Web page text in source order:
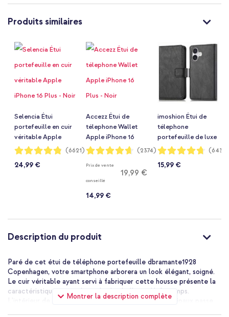
Produits similaires
Selencia Étui
portefeuille en cuir
véritable Apple
iPhone 16 Plus - Noir
Notation:
96%
(6621)
24,99 €
Accezz Étui de
télephone Wallet
Apple iPhone 16
Plus - Noir
Notation:
93%
(2374)
Prix de vente
conseillé
19,99 €
14,99 €
imoshion Étui de
télephone
portefeuille de luxe
Apple iPhone 16
Notation:
94%
(6432)
15,99 €
Description du produit
Montrer la description complète
Paré de cet étui de téléphone portefeuille dbramante1928
Copenhagen, votre smartphone arborera un look élégant, soigné.
Le cuir véritable ayant servi à fabriquer cette housse présente la
caractéristique particulière de s'embellir au fil du temps.
L'intérieur de la housse peut contenir un de vos principaux passe